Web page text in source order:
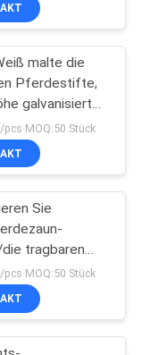
252
172
malte die
Pferdestifte,
galvanisiert
Stift-Platten
pcs MOQ:50 Stück
Sie
tragbaren
pcs MOQ:50 Stück